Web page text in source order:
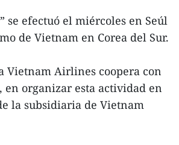
se efectuó el miércoles en Seúl
de Vietnam en Corea del Sur.
Vietnam Airlines coopera con
en organizar esta actividad en
la subsidiaria de Vietnam